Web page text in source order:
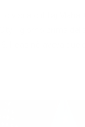
il giorno prima
Il casinò aveva due